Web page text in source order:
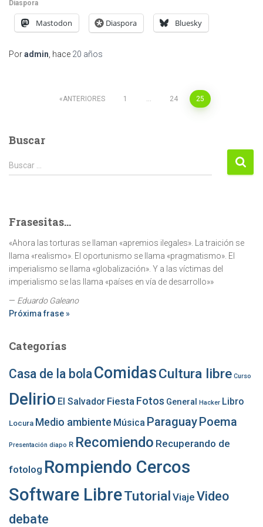
Diaspora
Mastodon Diaspora Bluesky
Poradmin , hace 20 años
Paginación
ANTERIORES 1 … 24 25
Buscar
Buscar:
Buscar …
Frasesitas...
«Ahora las torturas se llaman «apremios ilegales». La traición se
llama «realismo». El oportunismo se llama «pragmatismo». El
imperialismo se llama «globalización». Y a las víctimas del
imperialismo se las llama «países en vía de desarrollo»»
— Eduardo Galeano
Próxima frase »
Categorías
Casa de la bolaComidasCultura libre Curso
Delirio El Salvador Fiesta Fotos General Hacker Libro
Locura Medio ambiente Música ParaguayPoema
Presentación diapo R Recomiendo Recuperando de
fotolog Rompiendo Cercos
Software LibreTutorial Viaje Video
debate